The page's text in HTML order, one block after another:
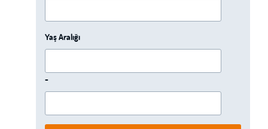
Yaş Aralığı
-